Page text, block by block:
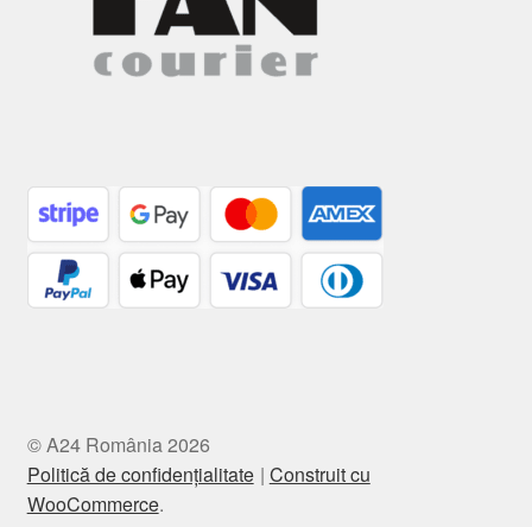
© A24 România 2026
Politică de confidențialitate Construit cu
WooCommerce.